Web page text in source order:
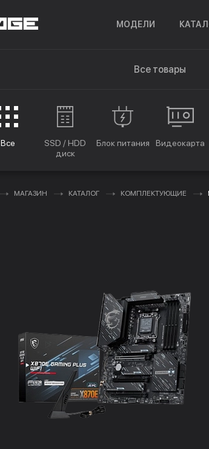
МОДЕЛИ
Все товары
Все
SSD / HDD
диск
Блок питания Видеокарта
МАГАЗИН КАТАЛОГ КОМПЛЕКТУЮЩИЕ